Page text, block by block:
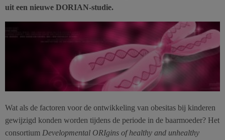
uit een nieuwe DORIAN-studie.
Wat als de factoren voor de ontwikkeling van obesitas bij kinderen
gewijzigd konden worden tijdens de periode in de baarmoeder? Het
consortium Developmental ORIgins of healthy and unhealthy